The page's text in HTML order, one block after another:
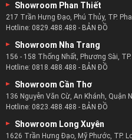
Showroom Phan Thiết
217 Trần Hưng Đạo, Phú Thủy, TP.
Hotline: 0829.488.488 - BẢN ĐỒ
Showroom Nha Trang
156 - 158 Thống Nhất, Phương Sài,
Hotline: 0818.488.488 - BẢN ĐỒ
Showroom Cần Thơ
136 Nguyễn Văn Cừ, An Khánh, Quận
Hotline: 0823.488.488 - BẢN ĐỒ
Showroom Long Xuyên
1626 Trần Hưng Đạo, Mỹ Phước, TP.